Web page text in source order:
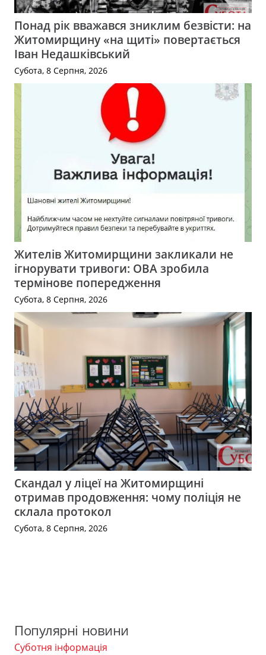
Понад рік вважався зниклим безвісти: на
Житомирщину «на щиті» повертається
Іван Недашківський
Субота, 8 Серпня, 2026
Жителів Житомирщини закликали не
ігнорувати тривоги: ОВА зробила
термінове попередження
Субота, 8 Серпня, 2026
Скандал у ліцеї на Житомирщині
отримав продовження: чому поліція не
склала протокол
Субота, 8 Серпня, 2026
Популярні новини
Суботня інформація